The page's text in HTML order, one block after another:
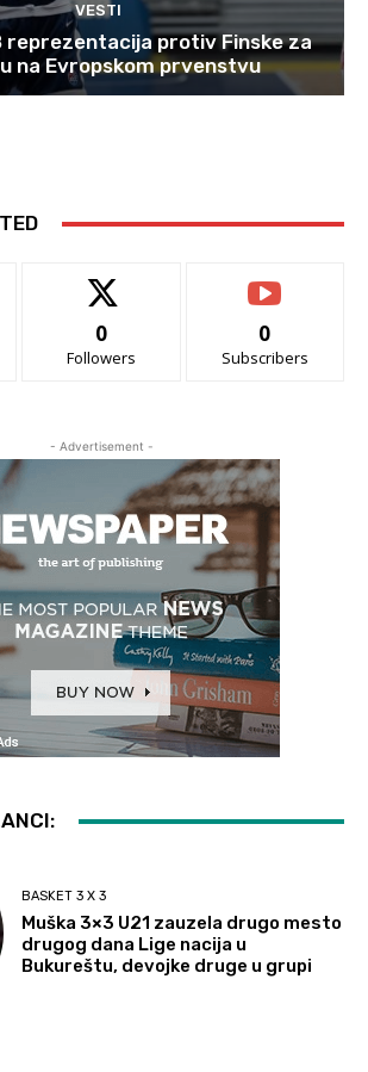
VESTI
reprezentacija protiv Finske za
na Evropskom prvenstvu
0
Followers
0
Subscribers
- Advertisement -
BASKET 3 X 3
Muška 3×3 U21 zauzela drugo mesto
drugog dana Lige nacija u
Bukureštu, devojke druge u grupi